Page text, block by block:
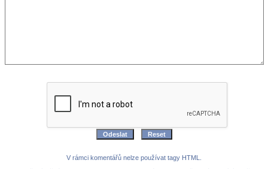
V rámci komentářů nelze používat tagy HTML.